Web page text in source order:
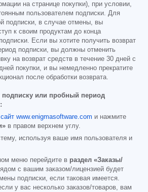
на странице покупки), при условии,
пользователем подписки. Для
подписки, в случае отмены, вы
к своим продуктам до конца
Если вы хотите получить возврат
подписки, вы должны отменить
на возврат средств в течение 30 дней с
покупки, и вы немедленно прекратите
после обработки возврата.
или пробный период
сайт www.enigmasoftware.com и нажмите
в правом верхнем углу.
используя ваше имя пользователя и
меню перейдите в раздел «Заказы/
с вашим заказом/лицензией будет
подписки, если таковая имеется.
у вас несколько заказов/товаров, вам